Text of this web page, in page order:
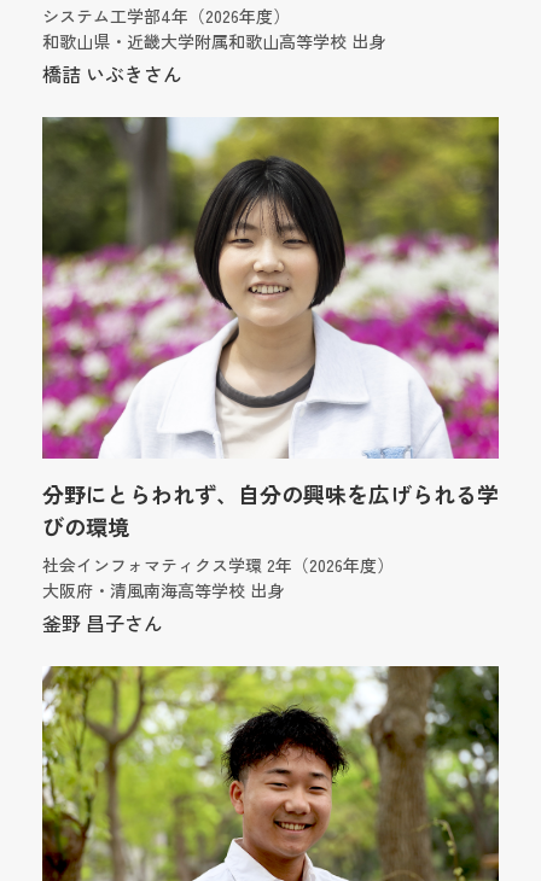
システム工学部4年（2026年度）
和歌山県・近畿大学附属和歌山高等学校 出身
橋詰 いぶきさん
分野にとらわれず、自分の興味を広げられる学
びの環境
社会インフォマティクス学環 2年（2026年度）
大阪府・清風南海高等学校 出身
釜野 昌子さん